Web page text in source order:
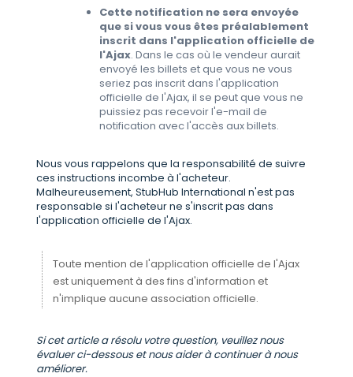
Cette notification ne sera envoyée
que si vous vous êtes préalablement
inscrit dans l'application officielle de
l'Ajax. Dans le cas où le vendeur aurait
envoyé les billets et que vous ne vous
seriez pas inscrit dans l'application
officielle de l'Ajax, il se peut que vous ne
puissiez pas recevoir l'e-mail de
notification avec l'accès aux billets.
Nous vous rappelons que la responsabilité de suivre
ces instructions incombe à l'acheteur.
Malheureusement, StubHub International n'est pas
responsable si l'acheteur ne s'inscrit pas dans
l'application officielle de l'Ajax.
Toute mention de l'application officielle de l'Ajax
est uniquement à des fins d'information et
n'implique aucune association officielle.
Si cet article a résolu votre question, veuillez nous
évaluer ci-dessous et nous aider à continuer à nous
améliorer.